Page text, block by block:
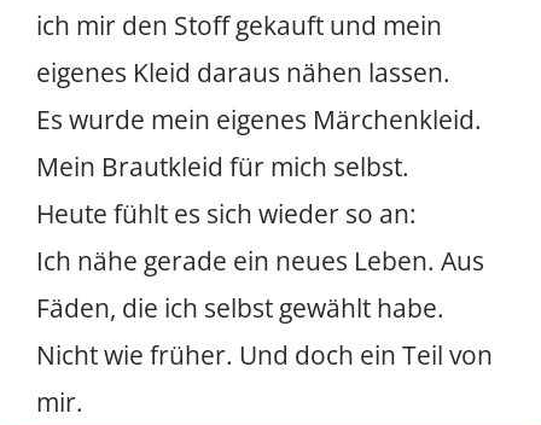
ich mir den Stoff gekauft und mein
eigenes Kleid daraus nähen lassen.
Es wurde mein eigenes Märchenkleid.
Mein Brautkleid für mich selbst.
Heute fühlt es sich wieder so an:
Ich nähe gerade ein neues Leben. Aus
Fäden, die ich selbst gewählt habe.
Nicht wie früher. Und doch ein Teil von
mir.